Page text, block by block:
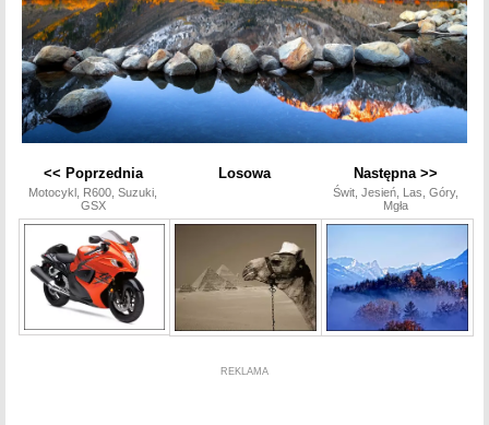
<< Poprzednia
Motocykl, R600, Suzuki,
GSX
Losowa Następna >>
Świt, Jesień, Las, Góry,
Mgła
REKLAMA